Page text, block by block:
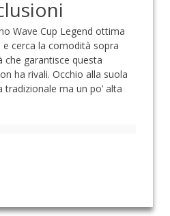
Wave Cup Legend ottima
cerca la comodità sopra
che garantisce questa
ha rivali. Occhio alla suola
tradizionale ma un po’ alta